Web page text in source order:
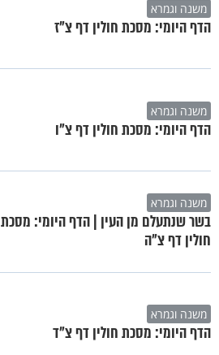
משנה וגמרא
הדף היומי: מסכת חולין דף צ"ז
משנה וגמרא
הדף היומי: מסכת חולין דף צ"ו
משנה וגמרא
בשר שנתעלם מן העין | הדף היומי: מסכת
חולין דף צ"ה
משנה וגמרא
הדף היומי: מסכת חולין דף צ"ד